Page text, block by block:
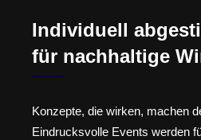
Individuell
für nachhaltige
Konzepte, die wirken, machen
Eindrucksvolle Events werden